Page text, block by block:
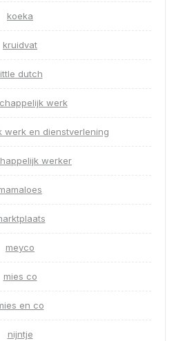
koeka
kruidvat
dutch
werk
werk en dienstverlening
werker
meyco
mies co
en co
nijntje